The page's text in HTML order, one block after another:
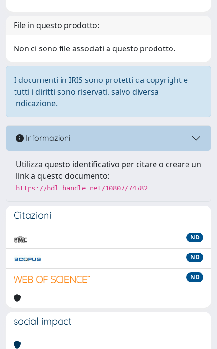
File in questo prodotto:
Non ci sono file associati a questo prodotto.
I documenti in IRIS sono protetti da copyright e
tutti i diritti sono riservati, salvo diversa
indicazione.
Informazioni
Utilizza questo identificativo per citare o creare un
link a questo documento:
https://hdl.handle.net/10807/74782
Citazioni
ND
ND
ND
social impact